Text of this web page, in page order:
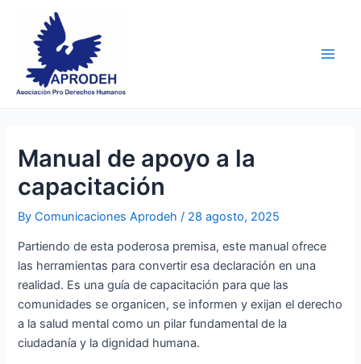
content
Manual de apoyo a la
capacitación
ByComunicaciones Aprodeh/ 28 agosto, 2025
Partiendo de esta poderosa premisa, este manual ofrece
las herramientas para convertir esa declaración en una
realidad. Es una guía de capacitación para que las
comunidades se organicen, se informen y exijan el derecho
a la salud mental como un pilar fundamental de la
ciudadanía y la dignidad humana.
navigation